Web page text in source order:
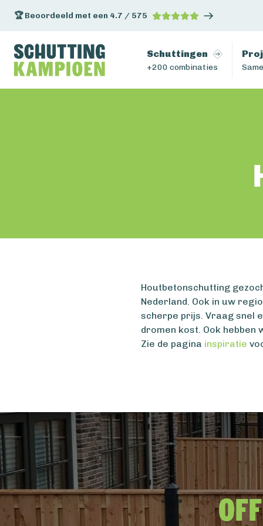
🏆 Beoordeeld met een 4.7 / 575
Schuttingen
+200 combinaties
Houtbetonschutting
Nederland. Ook in uw
scherpe prijs. Vraag snel
dromen kost. Ook
Zie de pagina inspiratie